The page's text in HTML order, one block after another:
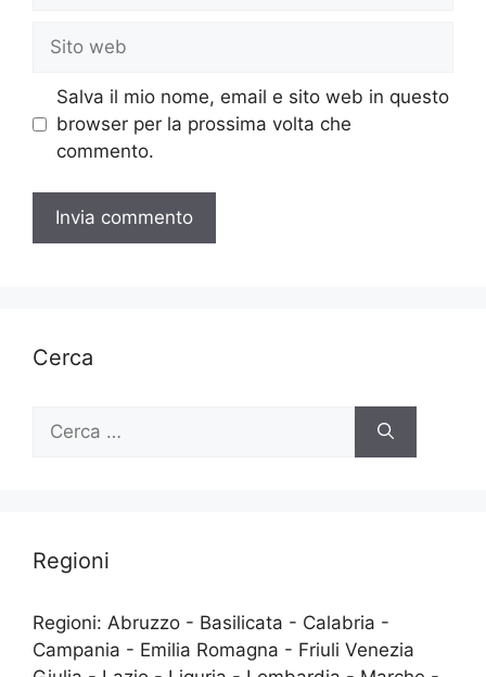
web
Salva il mio nome, email e sito web in questo
browser per la prossima volta che
commento.
Cerca
Ricerca
Regioni
Regioni: Abruzzo - Basilicata - Calabria -
Campania - Emilia Romagna - Friuli Venezia